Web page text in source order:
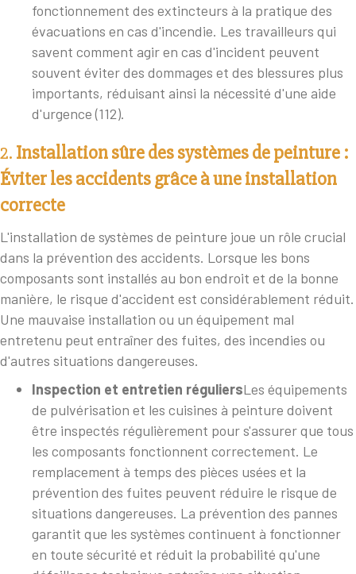
fonctionnement des extincteurs à la pratique des
évacuations en cas d'incendie. Les travailleurs qui
savent comment agir en cas d'incident peuvent
souvent éviter des dommages et des blessures plus
importants, réduisant ainsi la nécessité d'une aide
d'urgence (112).
2. Installation sûre des systèmes de peinture :
Éviter les accidents grâce à une installation
correcte
L'installation de systèmes de peinture joue un rôle crucial
dans la prévention des accidents. Lorsque les bons
composants sont installés au bon endroit et de la bonne
manière, le risque d'accident est considérablement réduit.
Une mauvaise installation ou un équipement mal
entretenu peut entraîner des fuites, des incendies ou
d'autres situations dangereuses.
Inspection et entretien réguliersLes équipements
de pulvérisation et les cuisines à peinture doivent
être inspectés régulièrement pour s'assurer que tous
les composants fonctionnent correctement. Le
remplacement à temps des pièces usées et la
prévention des fuites peuvent réduire le risque de
situations dangereuses. La prévention des pannes
garantit que les systèmes continuent à fonctionner
en toute sécurité et réduit la probabilité qu'une